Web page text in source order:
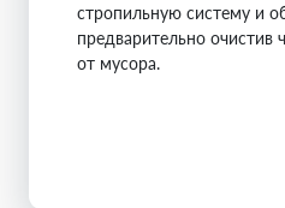
стропильную систему и
предварительно
от мусора.